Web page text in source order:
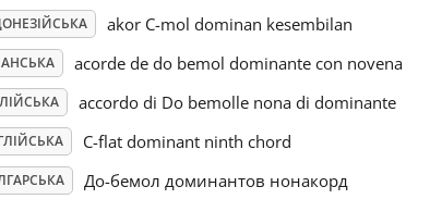
akor C-mol dominan kesembilan
acorde de do bemol dominante con novena
accordo di Do bemolle nona di dominante
C-flat dominant ninth chord
До-бемол доминантов нонакорд